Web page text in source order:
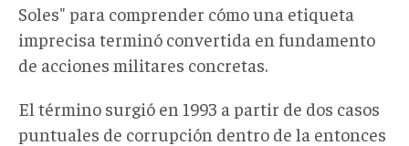
Soles" para comprender cómo una etiqueta
imprecisa terminó convertida en fundamento
de acciones militares concretas.
El término surgió en 1993 a partir de dos casos
puntuales de corrupción dentro de la entonces